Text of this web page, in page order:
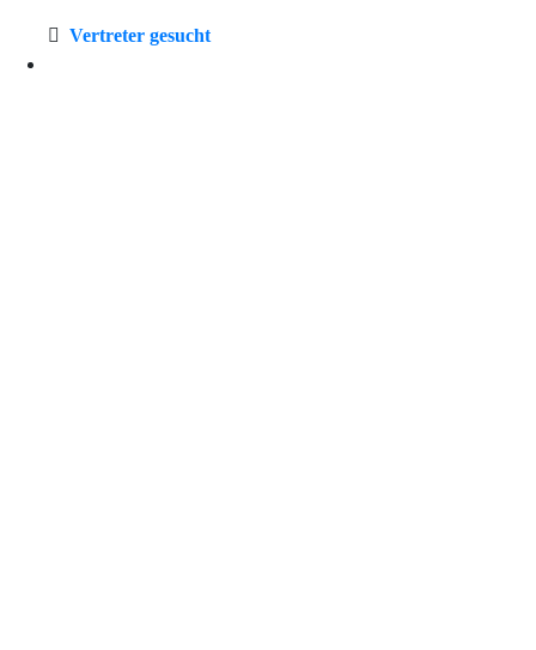
Vertreter gesucht